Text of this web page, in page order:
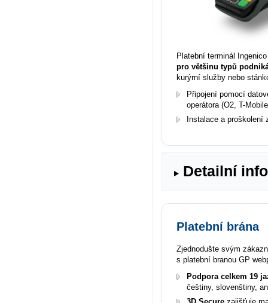
Platební terminál
pro většinu typů
kurýrní služby nebo
Připojení pomocí
operátora (O2, T-
Instalace a proškolení
Detailní
Platební brána
Zjednodušte svým
s platební branou GP
Podpora celkem 19
češtiny, slovenštiny,